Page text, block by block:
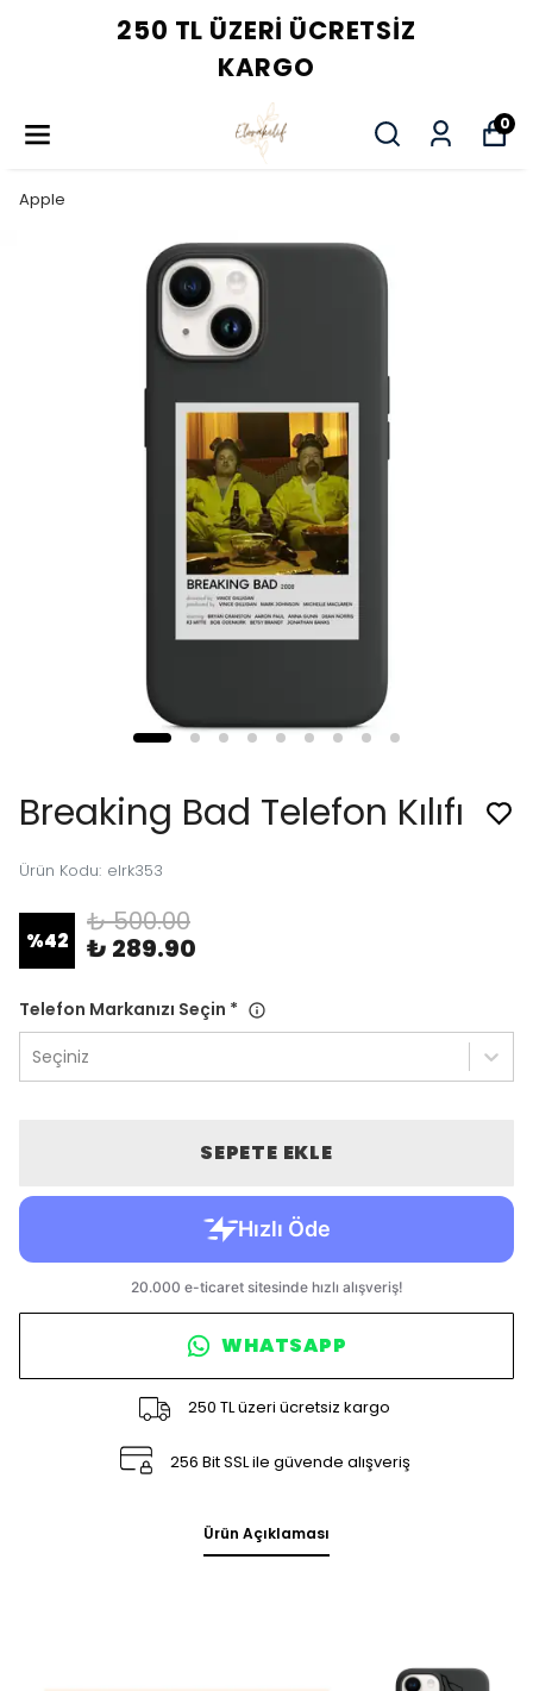
250 TL ÜZERI ÜCRETSIZ
KARGO
0
Apple
Breaking Bad Telefon Kılıfı
Ürün Kodu: elrk353
%42
₺ 500.00
₺ 289.90
Telefon Markanızı Seçin *
Seçiniz
SEPETE EKLE
WHATSAPP
250 TL üzeri ücretsiz kargo
256 Bit SSL ile güvende alışveriş
Ürün Açıklaması